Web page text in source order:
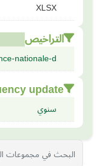
XLSX
التراخيص
nationale-d...
update
سنوي